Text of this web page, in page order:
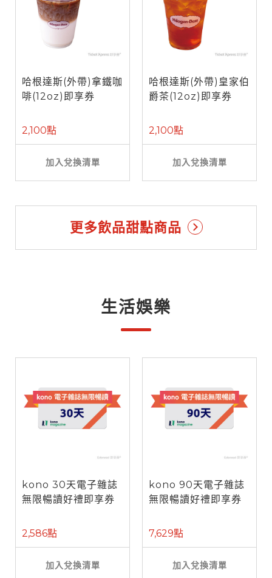
哈根達斯(外帶)拿鐵咖
啡(12oz)即享券
2,100點
加入兌換清單
哈根達斯(外帶)皇家伯
爵茶(12oz)即享券
2,100點
加入兌換清單
更多飲品甜點商品
生活娛樂
kono 30天電子雜誌
無限暢讀好禮即享券
2,586點
加入兌換清單
kono 90天電子雜誌
無限暢讀好禮即享券
7,629點
加入兌換清單